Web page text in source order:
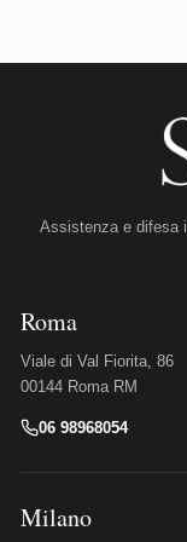
Assistenza e difesa
Roma
Viale di Val Fiorita, 86
00144 Roma RM
06 98968054
Milano